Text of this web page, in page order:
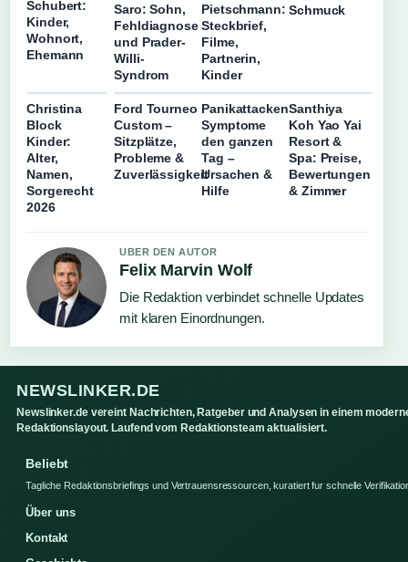
Schubert:
Kinder,
Wohnort,
Ehemann
Saro: Sohn,
Fehldiagnose
und Prader-
Willi-
Syndrom
Pietschmann:
Steckbrief,
Filme,
Partnerin,
Kinder
Schmuck
Christina
Block
Kinder:
Alter,
Namen,
Sorgerecht
2026
Ford Tourneo
Custom –
Sitzplätze,
Probleme &
Zuverlässigkeit
Panikattacken
Symptome
den ganzen
Tag –
Ursachen &
Hilfe
Santhiya
Koh Yao Yai
Resort &
Spa: Preise,
Bewertungen
& Zimmer
UBER DEN AUTOR
Felix Marvin Wolf
Die Redaktion verbindet schnelle Updates
mit klaren Einordnungen.
NEWSLINKER.DE
Newslinker.de vereint Nachrichten, Ratgeber und Analysen in einem
Redaktionslayout. Laufend vom Redaktionsteam aktualisiert.
Beliebt
Tagliche Redaktionsbriefings und Vertrauensressourcen, kuratiert fur schnelle
Über uns
Kontakt